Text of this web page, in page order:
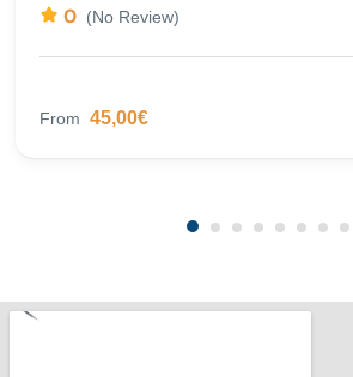
0 (No Review)
From 45,00€